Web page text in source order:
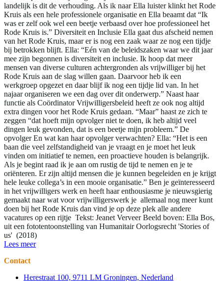
landelijk is dit de verhouding. Als ik naar Ella luister klinkt het Rode
Kruis als een hele professionele organisatie en Ella beaamt dat “Ik
was er zelf ook wel een beetje verbaasd over hoe professioneel het
Rode Kruis is.” Diversiteit en Inclusie Ella gaat dus afscheid nemen
van het Rode Kruis, maar er is nog een zaak waar ze nog een tijdje
bij betrokken blijft. Ella: “Eén van de beleidszaken waar we dit jaar
mee zijn begonnen is diversiteit en inclusie. Ik hoop dat meer
mensen van diverse culturen achtergronden als vrijwilliger bij het
Rode Kruis aan de slag willen gaan. Daarvoor heb ik een
werkgroep opgezet en daar blijf ik nog een tijdje lid van. In het
najaar organiseren we een dag over dit onderwerp.” Naast haar
functie als Coördinator Vrijwilligersbeleid heeft ze ook nog altijd
extra dingen voor het Rode Kruis gedaan. “Maar” haast ze zich te
zeggen “dat hoeft mijn opvolger niet te doen, ik heb altijd veel
dingen leuk gevonden, dat is een beetje mijn probleem.” De
opvolger En wat kan haar opvolger verwachten? Ella: “Het is een
baan die veel zelfstandigheid van je vraagt en je moet het leuk
vinden om initiatief te nemen, een proactieve houden is belangrijk.
Als je begint raad ik je aan om rustig de tijd te nemen en je te
oriënteren. Er zijn altijd mensen die je kunnen begeleiden en je krijgt
hele leuke collega’s in een mooie organisatie.” Ben je geïnteresseerd
in het vrijwilligers werk en heeft haar enthousiasme je nieuwsgierig
gemaakt naar wat voor vrijwilligerswerk je allemaal nog meer kunt
doen bij het Rode Kruis dan vind je op deze plek alle andere
vacatures op een rijtje Tekst: Jeanet Verveer Beeld boven: Ella Bos,
uit een fototentoonstelling van Humanitair Oorlogsrecht 'Stories of
us' (2018)
Lees meer
Contact
Herestraat 100, 9711 LM Groningen, Nederland